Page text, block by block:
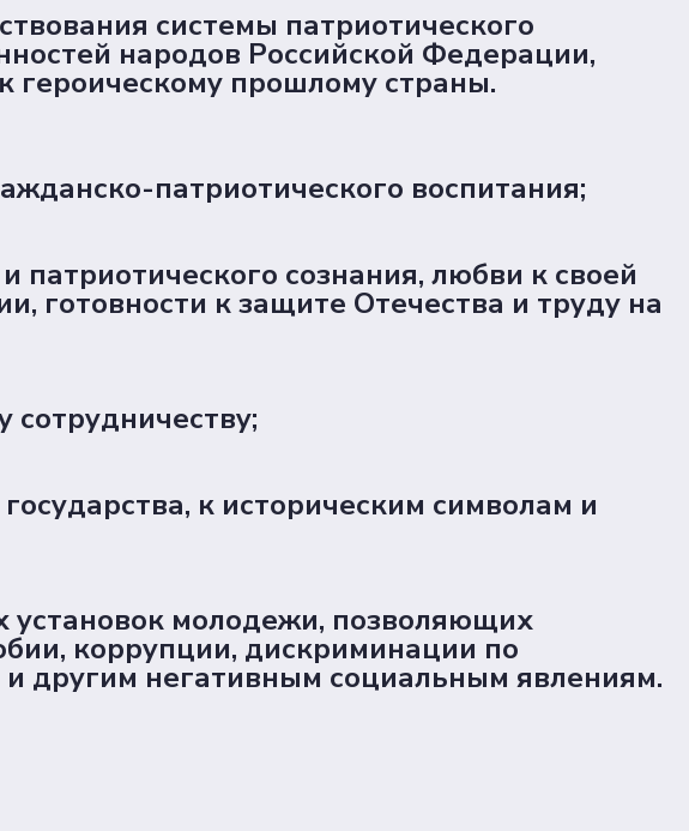
системы патриотического
народов Российской Федерации,
героическому прошлому страны.
патриотического воспитания;
сознания, любви к своей
готовности к защите Отечества и труду на
к историческим символам и
установок молодежи, позволяющих
коррупции, дискриминации по
другим негативным социальным явлениям.